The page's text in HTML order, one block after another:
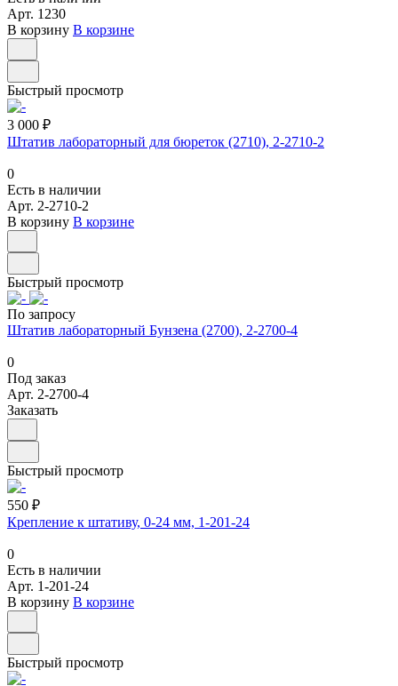
Арт. 1230
В корзину В корзине
Быстрый просмотр
3 000 ₽
Штатив лабораторный для бюреток (2710), 2-2710-2
0
Есть в наличии
Арт. 2-2710-2
В корзину В корзине
Быстрый просмотр
По запросу
Штатив лабораторный Бунзена (2700), 2-2700-4
0
Под заказ
Арт. 2-2700-4
Заказать
Быстрый просмотр
550 ₽
Крепление к штативу, 0-24 мм, 1-201-24
0
Есть в наличии
Арт. 1-201-24
В корзину В корзине
Быстрый просмотр